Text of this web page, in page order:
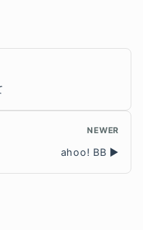
NEWER
ahoo! BB